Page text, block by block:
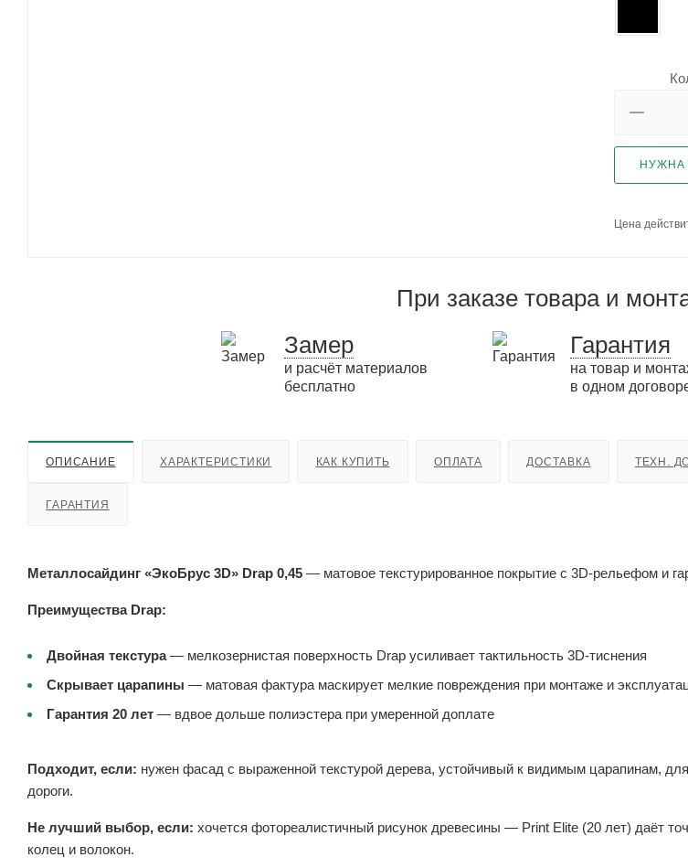
НУЖНА
Цена
При заказе товара и
Замер
и расчёт материалов
бесплатно
Гарантия
на товар и
в одном
ОПИСАНИЕ ХАРАКТЕРИСТИКИ КАК КУПИТЬ ОПЛАТА ДОСТАВКА ТЕХН.
ГАРАНТИЯ
Металлосайдинг «ЭкоБрус 3D» Drap 0,45 — матовое текстурированное покрытие с 3D-рельефом и
Преимущества Drap:
Двойная текстура— мелкозернистая поверхность Drap усиливает тактильность 3D-тиснения
Скрывает царапины — матовая фактура маскирует мелкие повреждения при монтаже и
Гарантия 20 лет — вдвое дольше полиэстера при умеренной доплате
Подходит, если: нужен фасад с выраженной текстурой дерева, устойчивый к видимым царапинам,
дороги.
Не лучший выбор, если: хочется фотореалистичный рисунок древесины — Print Elite (20 лет) даёт
колец и волокон.